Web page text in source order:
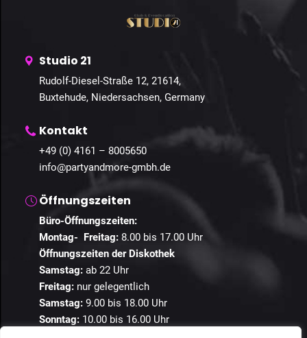
Studio 21
Rudolf-Diesel-Straße 12, 21614,
Buxtehude, Niedersachsen, Germany
Kontakt
+49 (0) 4161 – 8005650
info@partyandmore-gmbh.de
Öffnungszeiten
Büro-Öffnungszeiten:
Montag- Freitag: 8.00 bis 17.00 Uhr
Öffnungszeiten der Diskothek
Samstag: ab 22 Uhr
Freitag: nur gelegentlich
Samstag: 9.00 bis 18.00 Uhr
Sonntag: 10.00 bis 16.00 Uhr